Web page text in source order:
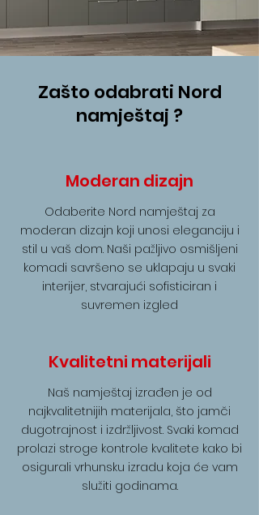
Zašto odabrati Nord
namještaj ?
Moderan dizajn
Odaberite Nord namještaj za
moderan dizajn koji unosi eleganciju i
stil u vaš dom. Naši pažljivo osmišljeni
komadi savršeno se uklapaju u svaki
interijer, stvarajući sofisticiran i
suvremen izgled
Kvalitetni materijali
Naš namještaj izrađen je od
najkvalitetnijih materijala, što jamči
dugotrajnost i izdržljivost. Svaki komad
prolazi stroge kontrole kvalitete kako bi
osigurali vrhunsku izradu koja će vam
služiti godinama.